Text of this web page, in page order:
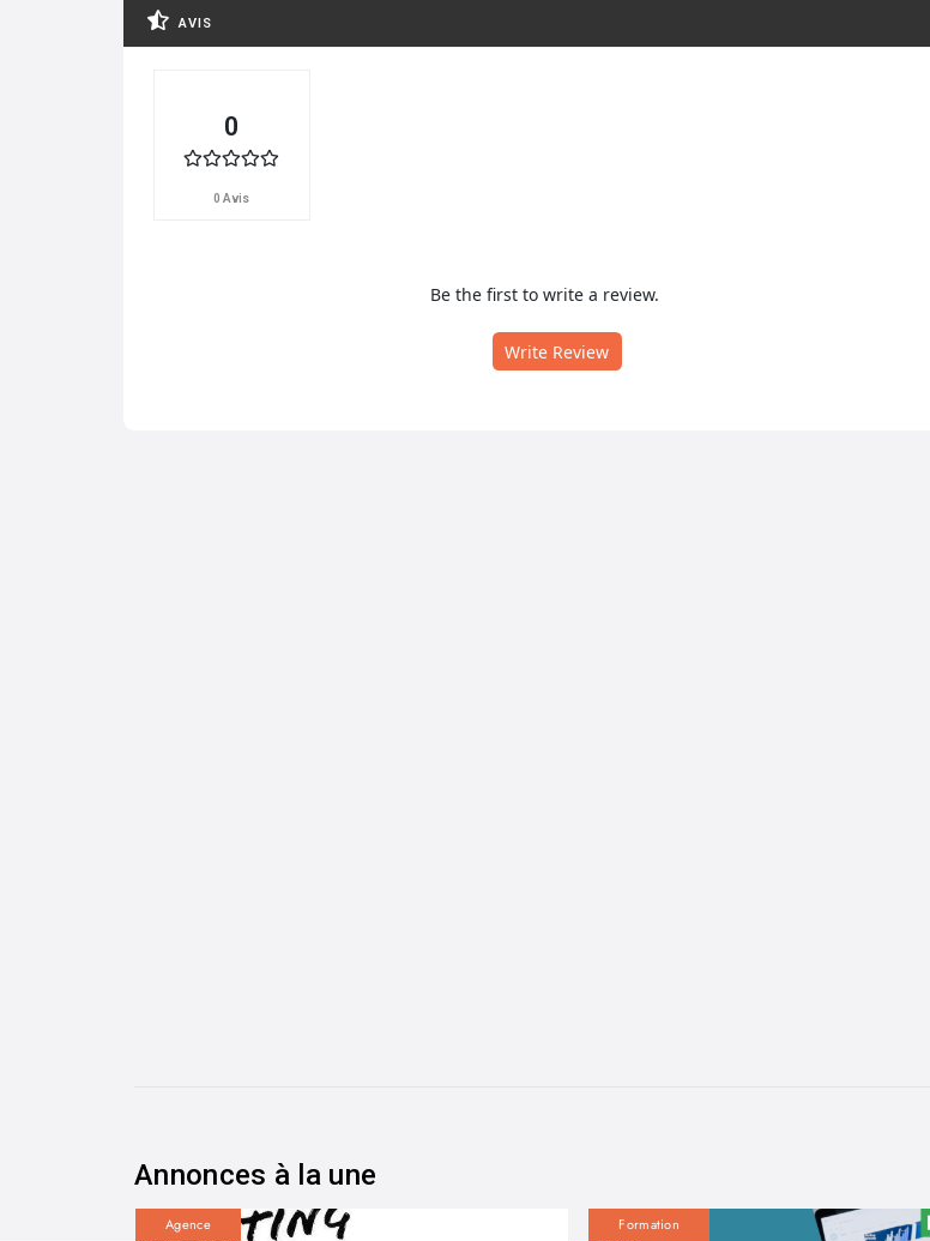
AVIS
0
0 Avis
Be the first to write a review.
Write Review
Annonces à la une
Agence Formation